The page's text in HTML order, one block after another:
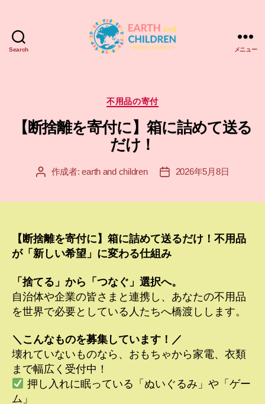
Search
＆
ル
ド
レ
EARTH
CHILDREN
メニュー
カ
ゴ
リ
ー
不用品の寄付
【断捨離を寄付に】箱に詰めて送る
だけ！
投 作成者:earth and children
投
2026年5月8日
【断捨離を寄付に】箱に詰めて送るだけ！不用品
が「新しい希望」に変わる仕組み
「捨てる」から「つなぐ」選択へ。
自治体や企業の皆さまと連携し、あなたの不用品
を世界で必要としている人たちへ橋渡しします。
＼こんなものを募集しています！／
壊れていないものなら、おもちゃから家電、衣類
まで幅広く受付中！
押し入れに眠っている「ぬいぐるみ」や「ゲー
ム」